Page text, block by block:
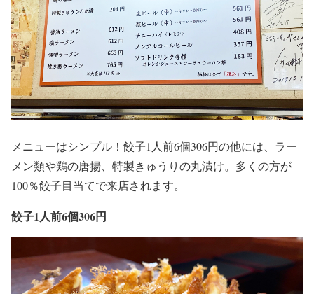
メニューはシンプル！餃子1人前6個306円の他には、ラー
メン類や鶏の唐揚、特製きゅうりの丸漬け。多くの方が
100％餃子目当てで来店されます。
餃子1人前6個306円